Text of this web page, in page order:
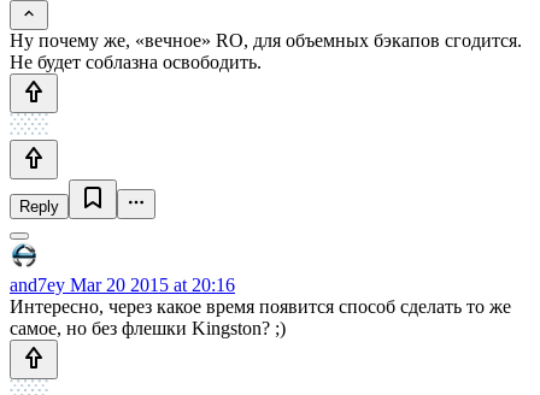
Ну почему же, «вечное» RO, для объемных бэкапов сгодится.
Не будет соблазна освободить.
Reply
and7ey Mar 20 2015 at 20:16
Интересно, через какое время появится способ сделать то же
самое, но без флешки Kingston? ;)